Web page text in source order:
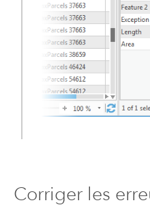
Corriger les